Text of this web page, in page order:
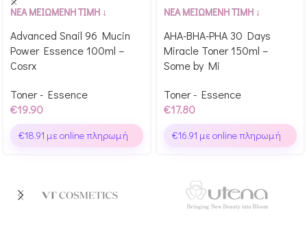
Αγόρασε & κέρδισε 199
ΝΕΑ ΜΕΙΩΜΕΝΗ ΤΙΜΗ ↓
Advanced Snail 96 Mucin
Power Essence 100ml –
Cosrx
Toner - Essence
€19.90
€18.91 με online πληρωμή
Αγόρασε & κέρδισε 178
ΝΕΑ ΜΕΙΩΜΕΝΗ ΤΙΜΗ ↓
AHA-BHA-PHA 30 Days
Miracle Toner 150ml –
Some by Mi
Toner - Essence
€17.80
€16.91 με online πληρωμή